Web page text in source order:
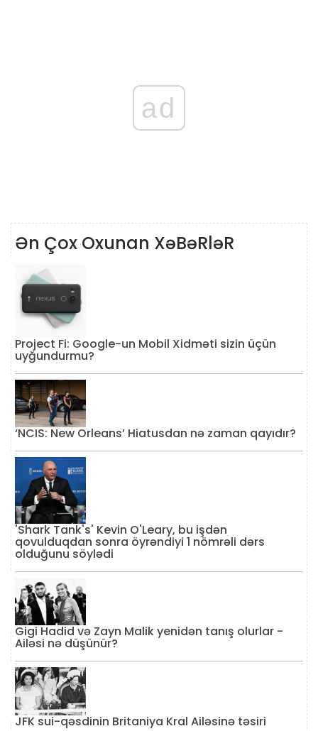
ad
Ən Çox Oxunan XəBəRləR
Project Fi: Google-un Mobil Xidməti sizin üçün
uyğundurmu?
‘NCIS: New Orleans’ Hiatusdan nə zaman qayıdır?
'Shark Tank's' Kevin O'Leary, bu işdən
qovulduqdan sonra öyrəndiyi 1 nömrəli dərs
olduğunu söylədi
Gigi Hadid və Zayn Malik yenidən tanış olurlar -
Ailəsi nə düşünür?
JFK sui-qəsdinin Britaniya Kral Ailəsinə təsiri